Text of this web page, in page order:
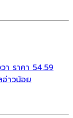
า ราคา 54.59
อ่าวน้อย